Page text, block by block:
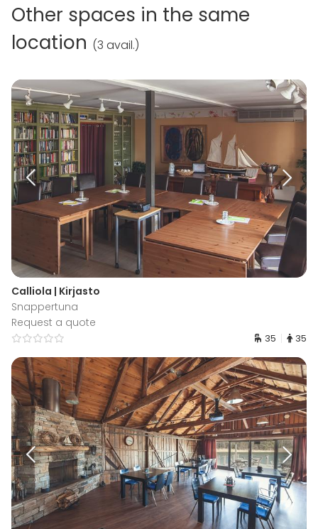
Other spaces in the same
location (3 avail.)
Calliola | Kirjasto
Snappertuna
Request a quote
35 35